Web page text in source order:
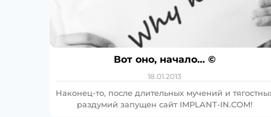
Вот оно, начало… ©
18.01.2013
Наконец-то, после длительных мучений и
раздумий запущен сайт IMPLANT-IN.COM!